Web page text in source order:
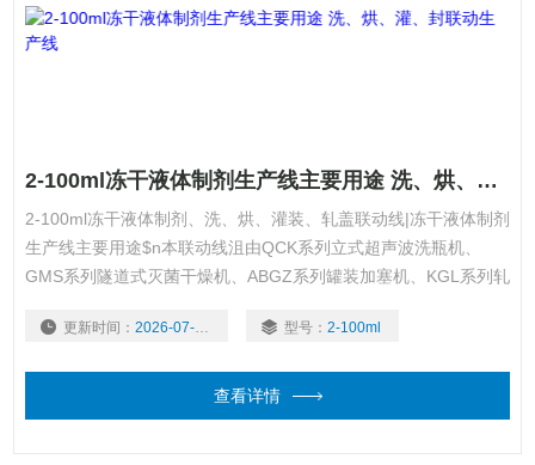
2-100ml冻干液体制剂生产线主要用途 洗、烘、灌、封联动生产线
2-100ml冻干液体制剂、洗、烘、灌装、轧盖联动线|冻干液体制剂
生产线主要用途$n本联动线沮由QCK系列立式超声波洗瓶机、
GMS系列隧道式灭菌干燥机、ABGZ系列罐装加塞机、KGL系列轧
更新时间： 2026-07-30 型号： 2-100ml
查看详情